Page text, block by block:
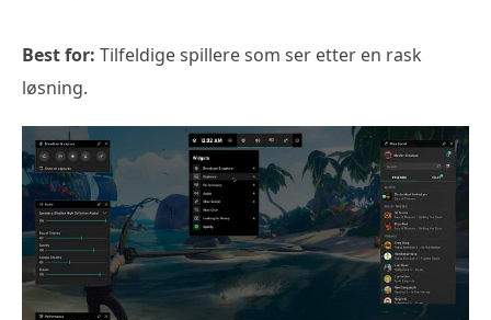
Best for: Tilfeldige spillere som ser etter en rask
løsning.